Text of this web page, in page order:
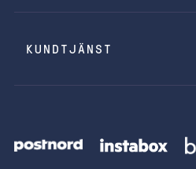
KUNDTJÄNST